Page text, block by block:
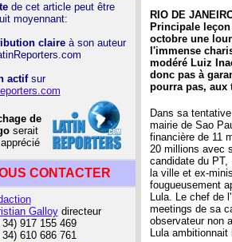
RIO DE
Principale
octobre une
l'immense
modéré Luiz
donc pas à
pourra pas, aux
Dans sa
mairie de Sao
financière de 11
20 millions avec
candidate du PT,
la ville et ex-
fougueusement
Lula. Le chef de
meetings de sa
observateur non
Lula ambitionnait
de cet article peut être
moyennant:
claireà son auteur
actifsur
de
serait
CONTACTER
Galloydirecteur
34) 917 155 469
34) 610 686 761